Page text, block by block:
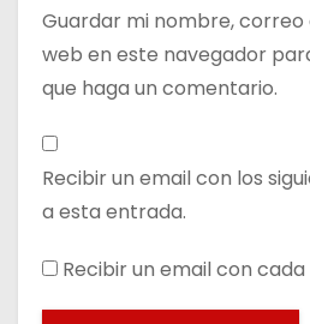
Guardar mi nombre,
web en este navegador
que haga un comentario.
Recibir un email con los
a esta entrada.
Recibir un email con